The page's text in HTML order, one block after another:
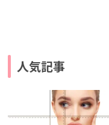
人気記事